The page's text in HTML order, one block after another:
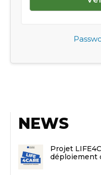
NEWS
Projet
déploiement